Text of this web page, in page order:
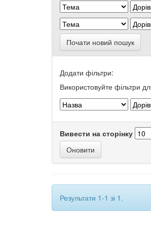
Почати новий пошук
Додати фільтри:
Використовуйте фільтри
Вивести на сторінку
Результати 1-1 зі 1.